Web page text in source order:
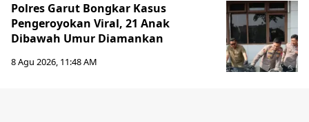
Polres Garut Bongkar Kasus
Pengeroyokan Viral, 21 Anak
Dibawah Umur Diamankan
8 Agu 2026, 11:48 AM